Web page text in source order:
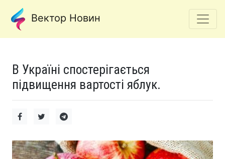
Вектор Новин
В Україні спостерігається
підвищення вартості яблук.